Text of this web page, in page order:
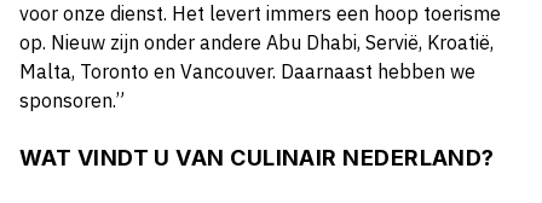
voor onze dienst. Het levert immers een hoop toerisme
op. Nieuw zijn onder andere Abu Dhabi, Servië, Kroatië,
Malta, Toronto en Vancouver. Daarnaast hebben we
sponsoren.”
WAT VINDT U VAN CULINAIR NEDERLAND?